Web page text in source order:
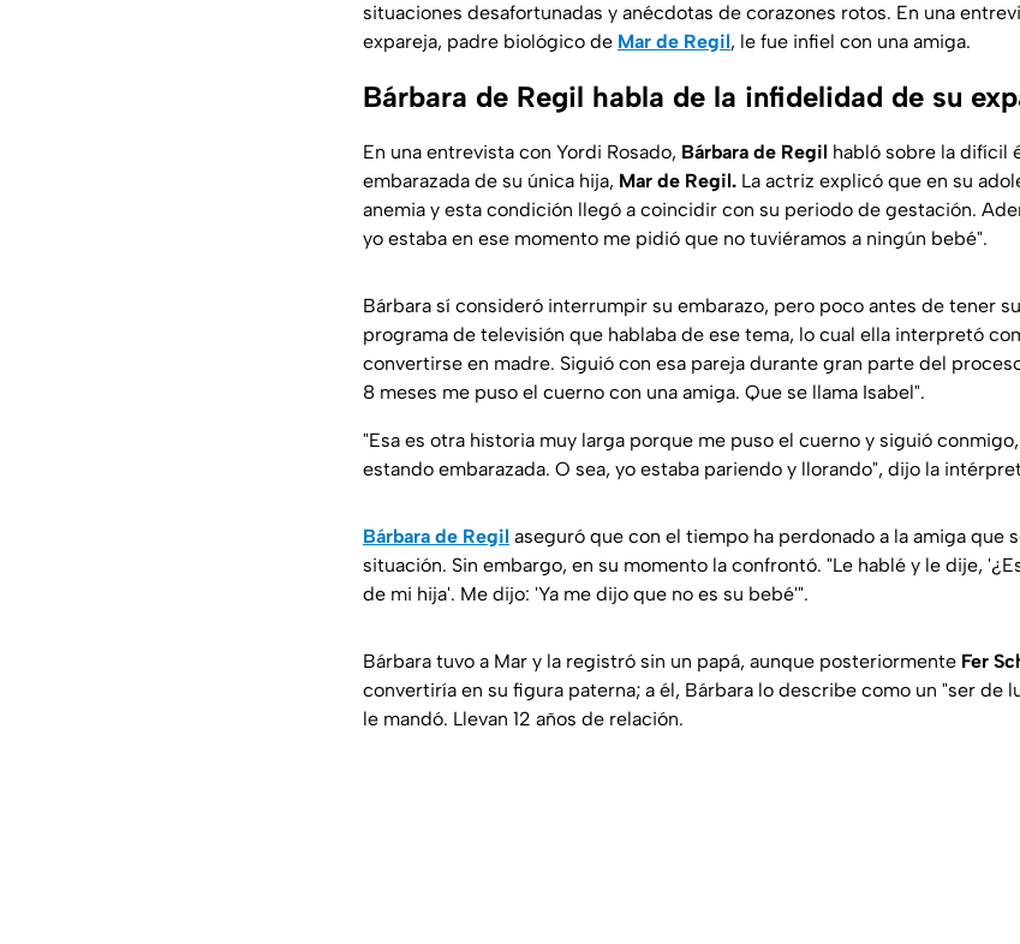
situaciones desafortunadas y anécdotas de corazones rotos. En una
expareja, padre biológico de Mar de Regil, le fue infiel con una amiga.
Bárbara de Regil habla de la infidelidad de su
En una entrevista con Yordi Rosado, Bárbara de Regil habló sobre la difícil
embarazada de su única hija, Mar de Regil. La actriz explicó que en su
anemia y esta condición llegó a coincidir con su periodo de gestación.
yo estaba en ese momento me pidió que no tuviéramos a ningún bebé".
Bárbara sí consideró interrumpir su embarazo, pero poco antes de tener
programa de televisión que hablaba de ese tema, lo cual ella interpretó
convertirse en madre. Siguió con esa pareja durante gran parte del
8 meses me puso el cuerno con una amiga. Que se llama Isabel".
"Esa es otra historia muy larga porque me puso el cuerno y siguió
estando embarazada. O sea, yo estaba pariendo y llorando", dijo la
Bárbara de Regil aseguró que con el tiempo ha perdonado a la amiga que
situación. Sin embargo, en su momento la confrontó. "Le hablé y le dije,
de mi hija'. Me dijo: 'Ya me dijo que no es su bebé'".
Bárbara tuvo a Mar y la registró sin un papá, aunque posteriormente Fer
convertiría en su figura paterna; a él, Bárbara lo describe como un "ser de
le mandó. Llevan 12 años de relación.